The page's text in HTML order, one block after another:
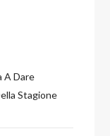
A Dare
Stagione